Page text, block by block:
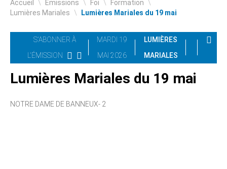
Accueil \ Emissions \ Foi \ Formation \
Lumières Mariales \ Lumières Mariales du 19 mai
S'ABONNER À
L'ÉMISSION
MARDI 19
MAI 2026
LUMIÈRES
MARIALES
Lumières Mariales du 19 mai
NOTRE DAME DE BANNEUX- 2